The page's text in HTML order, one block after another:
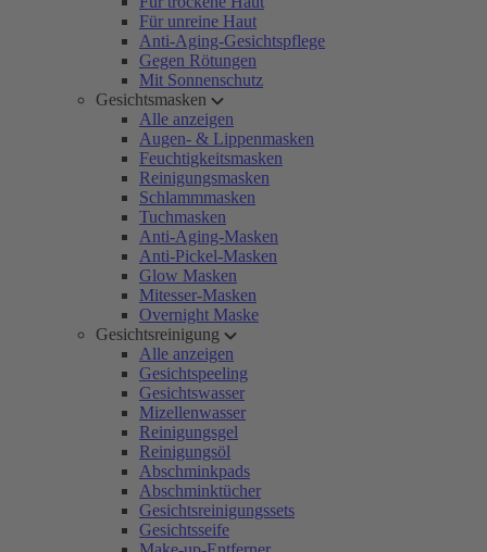
Für unreine Haut
Anti-Aging-Gesichtspflege
Gegen Rötungen
Mit Sonnenschutz
Gesichtsmasken
Alle anzeigen
Augen- & Lippenmasken
Feuchtigkeitsmasken
Reinigungsmasken
Schlammmasken
Tuchmasken
Anti-Aging-Masken
Anti-Pickel-Masken
Glow Masken
Mitesser-Masken
Overnight Maske
Gesichtsreinigung
Alle anzeigen
Gesichtspeeling
Gesichtswasser
Mizellenwasser
Reinigungsgel
Reinigungsöl
Abschminkpads
Abschminktücher
Gesichtsreinigungssets
Gesichtsseife